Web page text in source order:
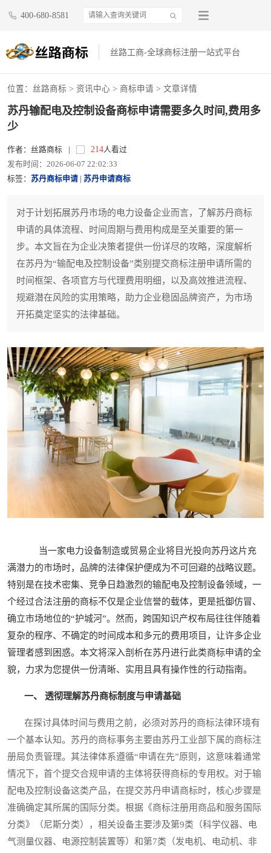
400-680-8581
丝路工商-全球商标注册一站式平台
位置： 丝路商标 > 资讯中心 > 商标申请 > 文章详情
苏丹输配电及控制设备商标申请需要多久时间,费用多
少
作者：丝路商标 214人看过
发布时间：2026-06-07 22:02:33
标签： 苏丹商标申请 苏丹申请商标
对于计划拓展苏丹市场的电力设备企业而言，了解苏丹商标
申请的具体流程、时间周期与费用构成是至关重要的第一
步。本文旨在为企业决策者提供一份详尽的攻略，深度解析
在苏丹为“输配电及控制设备”类别提交商标注册申请所需的
时间框架、各项官方与代理费用明细，以及高效推进流程、
规避潜在风险的实用策略，助力企业稳固品牌资产，为市场
开拓奠定坚实的法律基础。
当一家电力设备制造或贸易企业将目光投向苏丹这片充
满潜力的市场时，品牌的法律保护便成为不可回避的战略议题。
特别是在技术密集、竞争日趋激烈的输配电及控制设备领域，一
个经过合法注册的商标不仅是企业信誉的载体，更是抵御仿冒、
确立市场地位的“护城河”。然而，跨国知识产权布局往往伴随着
复杂的程序、不确定的时间成本和多元的费用项目，让许多企业
管理者感到困惑。本文将深入剖析在苏丹进行此类商标申请的全
貌，力求为您提供一份清晰、实用且具有操作性的行动指南。
一、 透彻理解苏丹商标制度与申请基础
在探讨具体时间与费用之前，必须对苏丹的商标法律环境有
一个基本认知。苏丹的商标事务主要由苏丹工业部下属的商标注
册局负责管理。其法律体系遵循“申请在先”原则，这意味着通常
情况下，首个提交合规申请的主体将获得商标的专用权。对于输
配电及控制设备这类产品，在提交苏丹申请商标时，核心步骤是
准确确定其所属的国际分类。根据《商标注册用商品和服务国际
分类》（尼斯分类），相关设备主要涉及第9类（科学仪器、电
气测量仪器、电源控制装置等）和第7类（发电机、电动机、非